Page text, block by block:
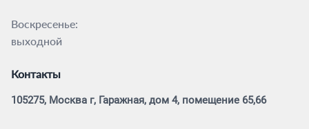
Воскресенье:
выходной
Контакты
105275, Москва г, Гаражная, дом 4, помещение 65,66